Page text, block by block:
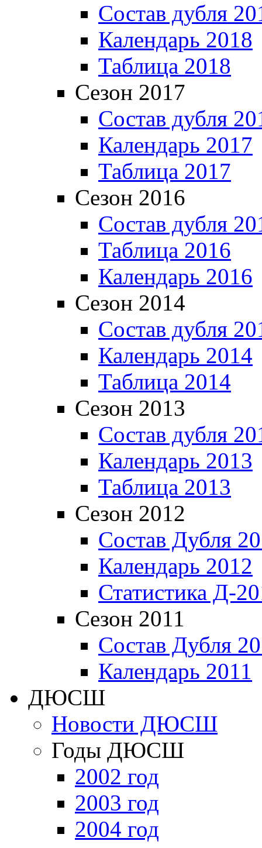
Состав дубля
Календарь 2018
Таблица 2018
Сезон 2017
Состав дубля
Календарь 2017
Таблица 2017
Сезон 2016
Состав дубля
Таблица 2016
Календарь 2016
Сезон 2014
Состав дубля
Календарь 2014
Таблица 2014
Сезон 2013
Состав дубля
Календарь 2013
Таблица 2013
Сезон 2012
Состав Дубля
Календарь 2012
Статистика Д-
Сезон 2011
Состав Дубля
Календарь 2011
ДЮСШ
Новости ДЮСШ
Годы ДЮСШ
2002 год
2003 год
2004 год